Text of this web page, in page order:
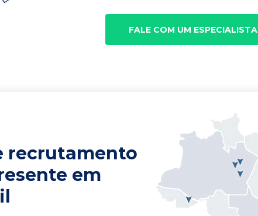
FALE COM UM ESPECIALISTA
recrutamento
em